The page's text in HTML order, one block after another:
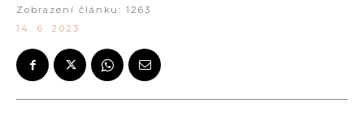
Zobrazení článku: 1263
14. 6. 2023